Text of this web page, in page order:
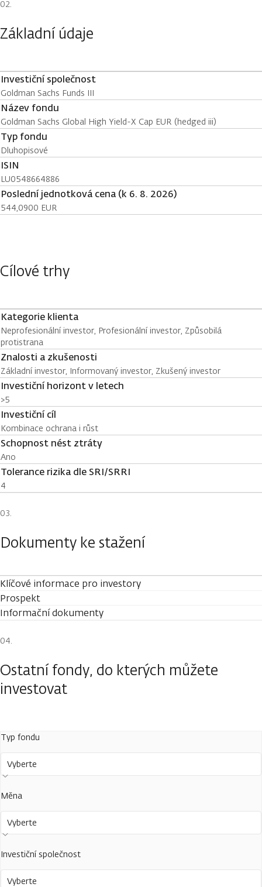
Základní údaje
Investiční společnost
Goldman Sachs Funds III
Název fondu
Goldman Sachs Global High Yield-X Cap EUR (hedged iii)
Typ fondu
Dluhopisové
ISIN
LU0548664886
Poslední jednotková cena (k 6. 8. 2026)
544,0900 EUR
Cílové trhy
Kategorie klienta
Neprofesionální investor, Profesionální investor, Způsobilá
protistrana
Znalosti a zkušenosti
Základní investor, Informovaný investor, Zkušený investor
Investiční horizont v letech
>5
Investiční cíl
Kombinace ochrana i růst
Schopnost nést ztráty
Ano
Tolerance rizika dle SRI/SRRI
4
Dokumenty ke stažení
Klíčové informace pro investory
Prospekt
Informační dokumenty
Ostatní fondy, do kterých můžete
investovat
Typ fondu
Vyberte
Měna
Vyberte
Investiční společnost
Vyberte